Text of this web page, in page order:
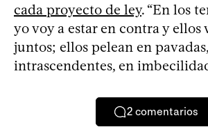
cada proyecto de ley. “En los
yo voy a estar en contra y ellos
juntos; ellos pelean en
intrascendentes, en
2 comentarios